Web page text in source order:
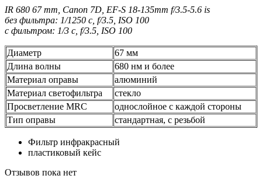
IR 680 67 mm, Canon 7D, EF-S 18-135mm f/3.5-5.6 is
без фильтра: 1/1250 с, f/3.5, ISO 100
с фильтром: 1/3 с, f/3.5, ISO 100
Диаметр
67 мм
Длина волны
680 нм и более
Материал оправы
алюминий
Материал светофильтра
стекло
Просветление MRC
однослойное с каждой стороны
Тип оправы
стандартная, с резьбой
Фильтр инфракрасный
пластиковый кейс
Отзывов пока нет